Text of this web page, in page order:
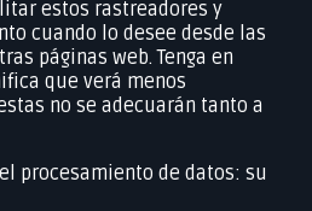
estos rastreadores y
cuando lo desee desde las
páginas web. Tenga en
que verá menos
no se adecuarán tanto a
procesamiento de datos: su